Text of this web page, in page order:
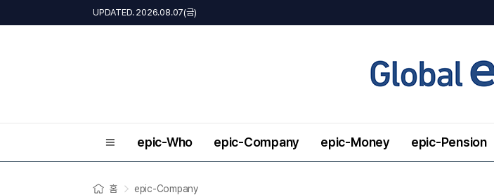
UPDATED. 2026.08.07(금)
epic-Who epic-Company epic-Money epic-Pension
홈 epic-Company